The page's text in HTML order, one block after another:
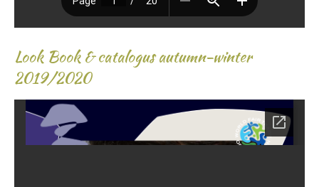
Look Book & catalogus autumn-winter
2019/2020